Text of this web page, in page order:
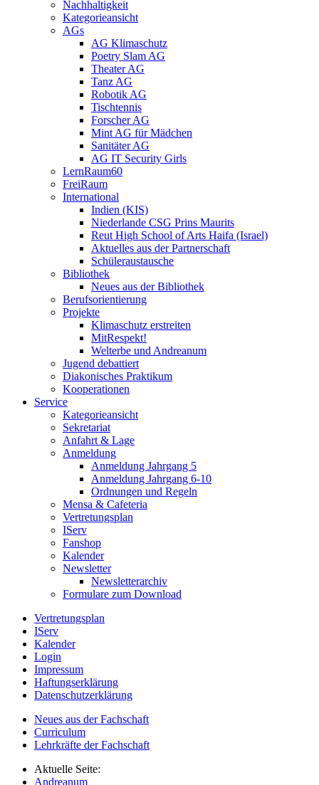
Nachhaltigkeit
Kategorieansicht
AGs
AG Klimaschutz
Poetry Slam AG
Theater AG
Tanz AG
Robotik AG
Tischtennis
Forscher AG
Mint AG für Mädchen
Sanitäter AG
AG IT Security Girls
LernRaum60
FreiRaum
International
Indien (KIS)
Niederlande CSG Prins Maurits
Reut High School of Arts Haifa (Israel)
Aktuelles aus der Partnerschaft
Schüleraustausche
Bibliothek
Neues aus der Bibliothek
Berufsorientierung
Projekte
Klimaschutz erstreiten
MitRespekt!
Welterbe und Andreanum
Jugend debattiert
Diakonisches Praktikum
Kooperationen
Service
Kategorieansicht
Sekretariat
Anfahrt & Lage
Anmeldung
Anmeldung Jahrgang 5
Anmeldung Jahrgang 6-10
Ordnungen und Regeln
Mensa & Cafeteria
Vertretungsplan
IServ
Fanshop
Kalender
Newsletter
Newsletterarchiv
Formulare zum Download
Vertretungsplan
IServ
Kalender
Login
Impressum
Haftungserklärung
Datenschutzerklärung
Neues aus der Fachschaft
Curriculum
Lehrkräfte der Fachschaft
Aktuelle Seite:
Andreanum